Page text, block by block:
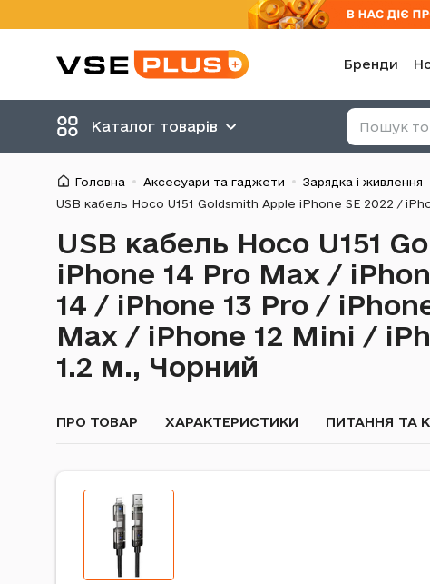
Бренди
Головна Аксесуари та гаджети Зарядка і живлення
USB кабель Hoco U151
iPhone 14 Pro Max /
14 / iPhone 13 Pro /
Max / iPhone 12 Mini /
1.2 м., Чорний
ПРО ТОВАР ХАРАКТЕРИСТИКИ ПИТАННЯ ТА
Каталог товарів